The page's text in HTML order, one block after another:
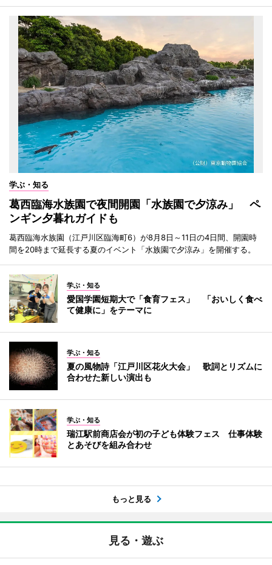
学ぶ・知る
葛西臨海水族園で夜間開園「水族園で夕涼み」 ペ
ンギン夕暮れガイドも
葛西臨海水族園（江戸川区臨海町6）が8月8日～11日の4日間、開園時
間を20時まで延長する夏のイベント「水族園で夕涼み」を開催する。
学ぶ・知る
愛国学園短期大で「食育フェス」 「おいしく食べ
て健康に」をテーマに
学ぶ・知る
夏の風物詩「江戸川区花火大会」 歌詞とリズムに
合わせた新しい演出も
学ぶ・知る
瑞江駅前商店会が初の子ども体験フェス 仕事体験
とあそびを組み合わせ
もっと見る
見る・遊ぶ